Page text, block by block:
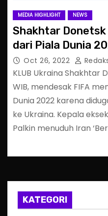
MEDIA HIGHLIGHT NEWS
Shakhtar
dari Piala Dunia
Oct 26, 2022
KLUB Ukraina Shakhtar
WIB, mendesak FIFA
Dunia 2022 karena
ke Ukraina. Kepala
Palkin menuduh Iran
KATEGORI